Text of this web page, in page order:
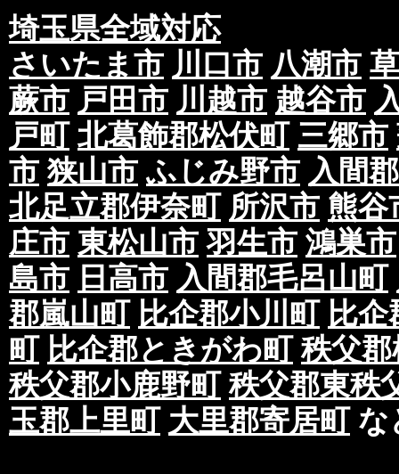
埼玉県全域対応
さいたま市 川口市 八潮市
蕨市 戸田市 川越市 越谷市
戸町 北葛飾郡松伏町 三郷市
市 狭山市 ふじみ野市 入間
北足立郡伊奈町 所沢市 熊谷
庄市 東松山市 羽生市 鴻巣市
島市 日高市 入間郡毛呂山町
郡嵐山町 比企郡小川町 比
町 比企郡ときがわ町 秩父
秩父郡小鹿野町 秩父郡東秩
玉郡上里町 大里郡寄居町な